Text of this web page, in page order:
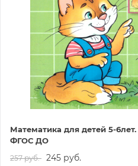
Математика для детей 5-
ФГОС ДО
257 руб. 245 руб.